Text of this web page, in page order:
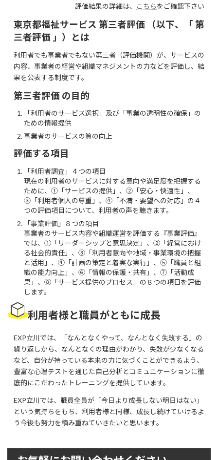
評価結果の詳細は、 こちらをご確認下さい
東京都福祉サービス 第三者評価 （以下、「 第
三者評価 」）とは
利用者でも事業者でもない第三者（評価機関）が、サービスの
内容、事業者の経営や組織マネジメントの力などを評価し、結
果を公表する制度です。
第三者評価 の目的
「利用者のサービス選択」及び「事業の透明性の確保」の
ための情報提供
事業者のサービスの質の向上
評価する項目
「利用者調査」４つの項目
現在の利用者のサービスに対する意向や満足度を把握する
ために、①「サービスの提供」、②「安心・快適性」、
③「利用者個人の尊重」、④「不満・要望への対応」の４
つの評価項目について、利用者の声を聴きます。
「事業評価」８つの項目
事業者のサービス内容や組織運営を評価する『事業評価』
では、①「リーダーシップと意思決定」、②「経営におけ
る社会的責任」、③「利用者意向や地域・事業環境の把握
と活用」、④「計画の策定と着実な実行」、⑤「職員と組
織の能力向上」、⑥「情報の保護・共有」、⑦「活動成
果」、⑧「サービス提供のプロセス」の８つの項目を評価
します。
利用者様と職員がともに成長
EXP立川では、「なんとなくやって、なんとなく失敗する」の
繰り返しから、なんとなくの理由がわかり、失敗が少なくなる
など、自分が持っている本来の力に気づくことができるよう、
豊富な心理テストを通じた自己分析とコミュニケーションに徹
底的にこだわったトレーニングを提供しています。
EXP立川では、職員全員が「今日より成長しない明日はない」
という気持ちをもち、利用者様と同様、成長し続けていけるよ
う今後も努力を積み重ねていきたいと思います。